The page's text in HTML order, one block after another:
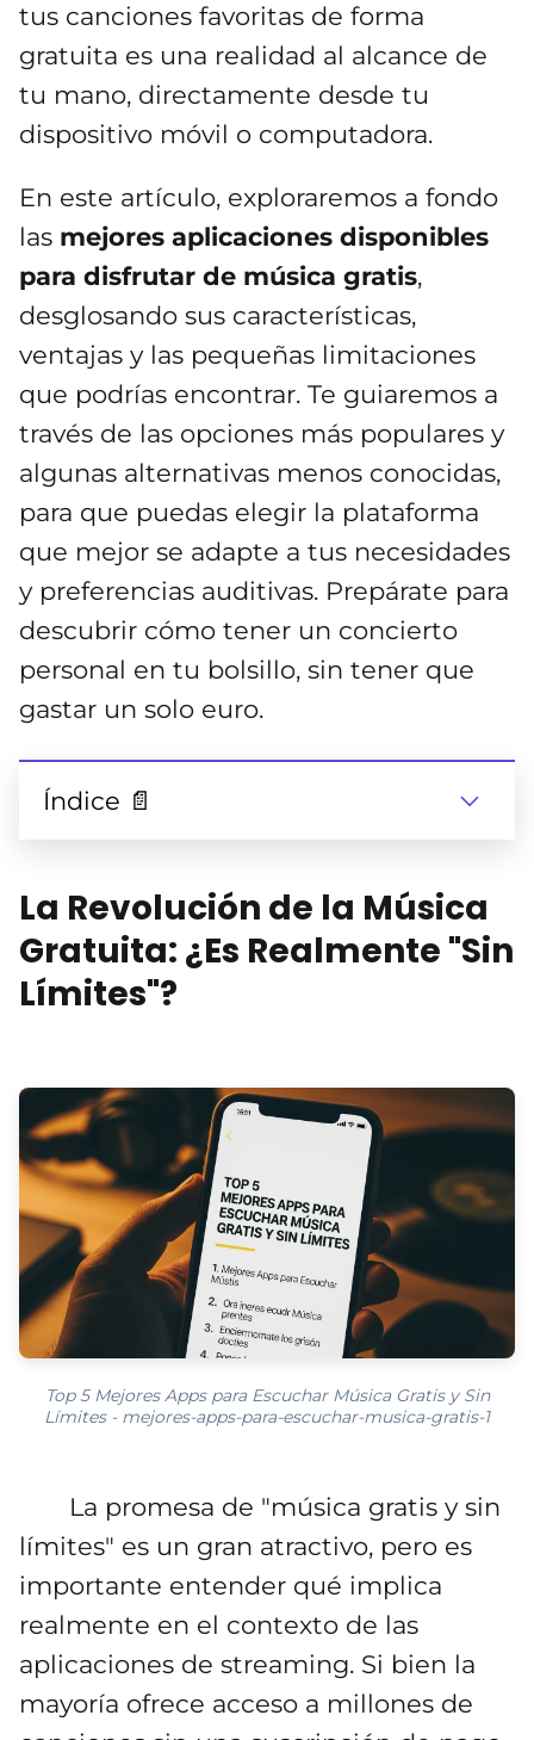
tus canciones favoritas de forma
gratuita es una realidad al alcance de
tu mano, directamente desde tu
dispositivo móvil o computadora.
En este artículo, exploraremos a fondo
las mejores aplicaciones disponibles
para disfrutar de música gratis,
desglosando sus características,
ventajas y las pequeñas limitaciones
que podrías encontrar. Te guiaremos a
través de las opciones más populares y
algunas alternativas menos conocidas,
para que puedas elegir la plataforma
que mejor se adapte a tus necesidades
y preferencias auditivas. Prepárate para
descubrir cómo tener un concierto
personal en tu bolsillo, sin tener que
gastar un solo euro.
Índice 📄
La Revolución de la Música
Gratuita: ¿Es Realmente "Sin
Límites"?
Top 5 Mejores Apps para Escuchar Música Gratis y Sin
Límites - mejores-apps-para-escuchar-musica-gratis-1
La promesa de "música gratis y sin
límites" es un gran atractivo, pero es
importante entender qué implica
realmente en el contexto de las
aplicaciones de streaming. Si bien la
mayoría ofrece acceso a millones de